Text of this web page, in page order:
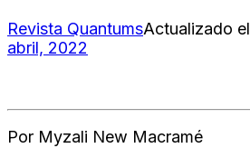
Revista QuantumsActualizado el
abril, 2022
Por Myzali New Macramé